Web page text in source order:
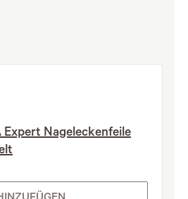
Expert Nageleckenfeile